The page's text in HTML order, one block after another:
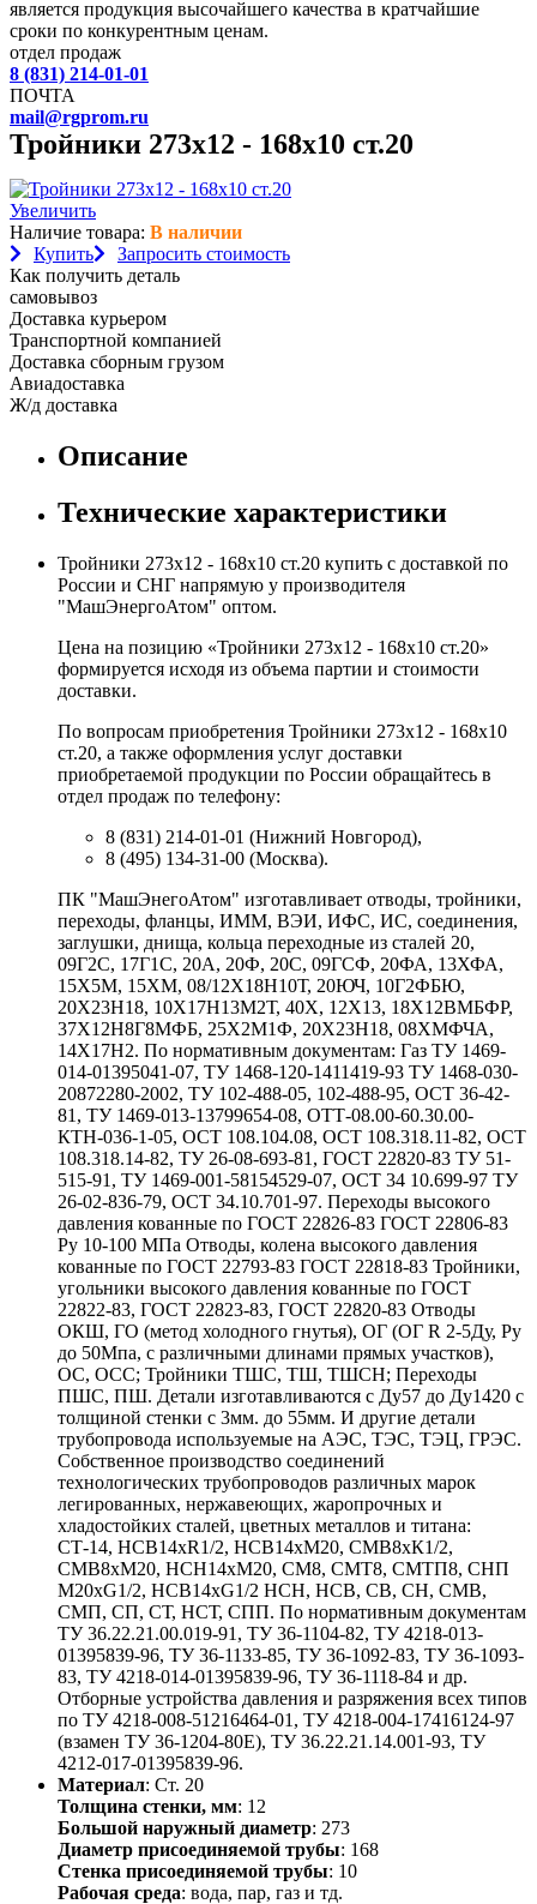
является продукция высочайшего качества в кратчайшие
сроки по конкурентным ценам.
отдел продаж
8 (831) 214-01-01
ПОЧТА
mail@rgprom.ru
Тройники 273х12 - 168х10 ст.20
Увеличить
Наличие товара: В наличии
Купить
Запросить стоимость
Как получить деталь
самовывоз
Доставка курьером
Транспортной компанией
Доставка сборным грузом
Авиадоставка
Ж/д доставка
Описание
Технические характеристики
Тройники 273х12 - 168х10 ст.20 купить с доставкой по
России и СНГ напрямую у производителя
"МашЭнергоАтом" оптом.
Цена на позицию «Тройники 273х12 - 168х10 ст.20»
формируется исходя из объема партии и стоимости
доставки.
По вопросам приобретения Тройники 273х12 - 168х10
ст.20, а также оформления услуг доставки
приобретаемой продукции по России обращайтесь в
отдел продаж по телефону:
8 (831) 214-01-01 (Нижний Новгород),
8 (495) 134-31-00 (Москва).
ПК "МашЭнегоАтом" изготавливает отводы, тройники,
переходы, фланцы, ИММ, ВЭИ, ИФС, ИС, соединения,
заглушки, днища, кольца переходные из сталей 20,
09Г2С, 17Г1С, 20А, 20Ф, 20С, 09ГСФ, 20ФА, 13ХФА,
15Х5М, 15ХМ, 08/12Х18Н10Т, 20ЮЧ, 10Г2ФБЮ,
20Х23Н18, 10Х17Н13М2Т, 40Х, 12Х13, 18Х12ВМБФР,
37Х12Н8Г8МФБ, 25Х2М1Ф, 20Х23Н18, 08ХМФЧА,
14Х17Н2. По нормативным документам: Газ ТУ 1469-
014-01395041-07, ТУ 1468-120-1411419-93 ТУ 1468-030-
20872280-2002, ТУ 102-488-05, 102-488-95, ОСТ 36-42-
81, ТУ 1469-013-13799654-08, ОТТ-08.00-60.30.00-
КТН-036-1-05, ОСТ 108.104.08, ОСТ 108.318.11-82, ОСТ
108.318.14-82, ТУ 26-08-693-81, ГОСТ 22820-83 ТУ 51-
515-91, ТУ 1469-001-58154529-07, ОСТ 34 10.699-97 ТУ
26-02-836-79, ОСТ 34.10.701-97. Переходы высокого
давления кованные по ГОСТ 22826-83 ГОСТ 22806-83
Ру 10-100 МПа Отводы, колена высокого давления
кованные по ГОСТ 22793-83 ГОСТ 22818-83 Тройники,
угольники высокого давления кованные по ГОСТ
22822-83, ГОСТ 22823-83, ГОСТ 22820-83 Отводы
ОКШ, ГО (метод холодного гнутья), ОГ (ОГ R 2-5Ду, Ру
до 50Мпа, с различными длинами прямых участков),
ОС, ОСС; Тройники ТШС, ТШ, ТШСН; Переходы
ПШС, ПШ. Детали изготавливаются с Ду57 до Ду1420 с
толщиной стенки с 3мм. до 55мм. И другие детали
трубопровода используемые на АЭС, ТЭС, ТЭЦ, ГРЭС.
Собственное производство соединений
технологических трубопроводов различных марок
легированных, нержавеющих, жаропрочных и
хладостойких сталей, цветных металлов и титана:
СТ-14, НСВ14хR1/2, НСВ14хМ20, СМВ8хК1/2,
СМВ8хМ20, НСН14хМ20, СМ8, СМТ8, СМТП8, СНП
М20хG1/2, НСВ14хG1/2 НСН, НСВ, СВ, СН, СМВ,
СМП, СП, СТ, НСТ, СПП. По нормативным документам
ТУ 36.22.21.00.019-91, ТУ 36-1104-82, ТУ 4218-013-
01395839-96, ТУ 36-1133-85, ТУ 36-1092-83, ТУ 36-1093-
83, ТУ 4218-014-01395839-96, ТУ 36-1118-84 и др.
Отборные устройства давления и разряжения всех типов
по ТУ 4218-008-51216464-01, ТУ 4218-004-17416124-97
(взамен ТУ 36-1204-80Е), ТУ 36.22.21.14.001-93, ТУ
4212-017-01395839-96.
Материал: Ст. 20
Толщина стенки, мм: 12
Большой наружный диаметр: 273
Диаметр присоединяемой трубы: 168
Стенка присоединяемой трубы: 10
Рабочая среда: вода, пар, газ и тд.